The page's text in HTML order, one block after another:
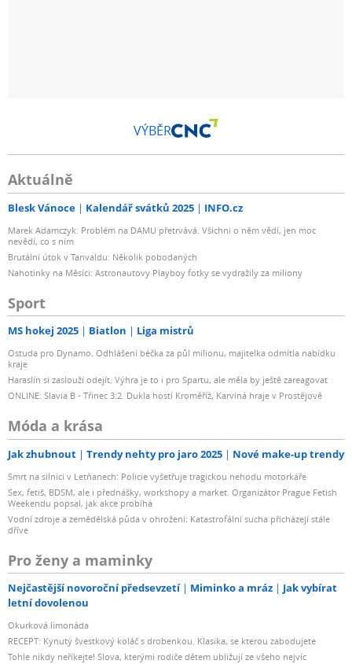
VÝBĚR
Aktuálně
Blesk Vánoce Kalendář svátků 2025 INFO.cz
Marek Adamczyk: Problém na DAMU přetrvává. Všichni o něm vědí, jen moc
nevědí, co s ním
Brutální útok v Tanvaldu: Několik pobodaných
Nahotinky na Měsíci: Astronautovy Playboy fotky se vydražily za miliony
Sport
MS hokej 2025 Biatlon Liga mistrů
Ostuda pro Dynamo. Odhlášení béčka za půl milionu, majitelka odmítla nabídku
kraje
Haraslín si zaslouží odejít. Výhra je to i pro Spartu, ale měla by ještě zareagovat
ONLINE: Slavia B - Třinec 3:2. Dukla hostí Kroměříž, Karviná hraje v Prostějově
Móda a krása
Jak zhubnout Trendy nehty pro jaro 2025 Nové make-up trendy
Smrt na silnici v Letňanech: Policie vyšetřuje tragickou nehodu motorkáře
Sex, fetiš, BDSM, ale i přednášky, workshopy a market. Organizátor Prague Fetish
Weekendu popsal, jak akce probíhá
Vodní zdroje a zemědělská půda v ohrožení: Katastrofální sucha přicházejí stále
dříve
Pro ženy a maminky
Nejčastější novoroční předsevzetí Miminko a mráz
Jak vybírat
letní dovolenou
Okurková limonáda
RECEPT: Kynutý švestkový koláč s drobenkou. Klasika, se kterou zabodujete
Tohle nikdy neříkejte! Slova, kterými rodiče dětem ubližují ze všeho nejvíc